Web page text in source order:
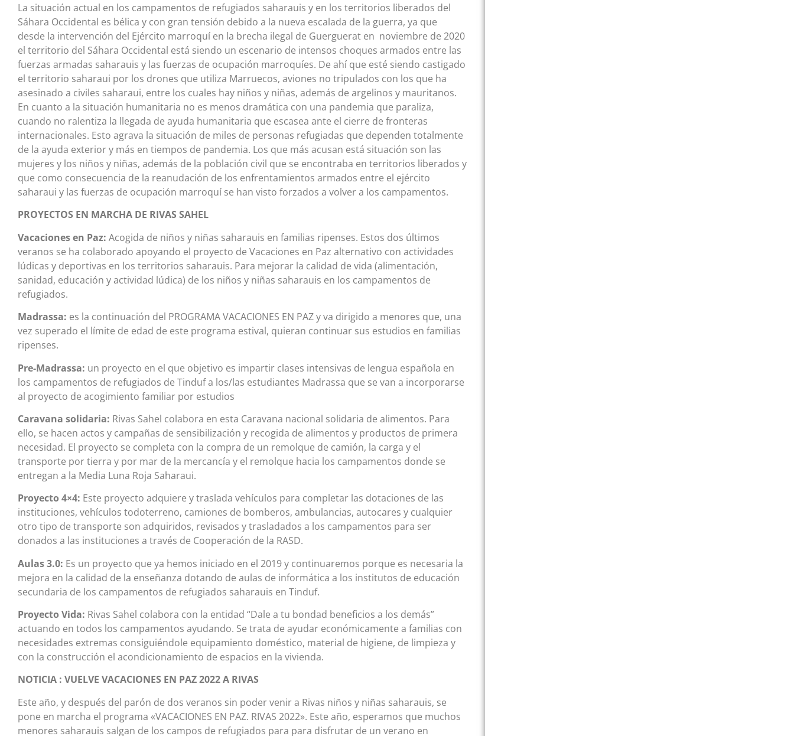
La situación actual en los campamentos de refugiados saharauis y en los territorios liberados del
Sáhara Occidental es bélica y con gran tensión debido a la nueva escalada de la guerra, ya que
desde la intervención del Ejército marroquí en la brecha ilegal de Guerguerat en noviembre de 2020
el territorio del Sáhara Occidental está siendo un escenario de intensos choques armados entre las
fuerzas armadas saharauis y las fuerzas de ocupación marroquíes. De ahí que esté siendo castigado
el territorio saharaui por los drones que utiliza Marruecos, aviones no tripulados con los que ha
asesinado a civiles saharaui, entre los cuales hay niños y niñas, además de argelinos y mauritanos.
En cuanto a la situación humanitaria no es menos dramática con una pandemia que paraliza,
cuando no ralentiza la llegada de ayuda humanitaria que escasea ante el cierre de fronteras
internacionales. Esto agrava la situación de miles de personas refugiadas que dependen totalmente
de la ayuda exterior y más en tiempos de pandemia. Los que más acusan está situación son las
mujeres y los niños y niñas, además de la población civil que se encontraba en territorios liberados y
que como consecuencia de la reanudación de los enfrentamientos armados entre el ejército
saharaui y las fuerzas de ocupación marroquí se han visto forzados a volver a los campamentos.
PROYECTOS EN MARCHA DE RIVAS SAHEL
Vacaciones en Paz: Acogida de niños y niñas saharauis en familias ripenses. Estos dos últimos
veranos se ha colaborado apoyando el proyecto de Vacaciones en Paz alternativo con actividades
lúdicas y deportivas en los territorios saharauis. Para mejorar la calidad de vida (alimentación,
sanidad, educación y actividad lúdica) de los niños y niñas saharauis en los campamentos de
refugiados.
Madrassa: es la continuación del PROGRAMA VACACIONES EN PAZ y va dirigido a menores que, una
vez superado el límite de edad de este programa estival, quieran continuar sus estudios en familias
ripenses.
Pre-Madrassa: un proyecto en el que objetivo es impartir clases intensivas de lengua española en
los campamentos de refugiados de Tinduf a los/las estudiantes Madrassa que se van a incorporarse
al proyecto de acogimiento familiar por estudios
Caravana solidaria: Rivas Sahel colabora en esta Caravana nacional solidaria de alimentos. Para
ello, se hacen actos y campañas de sensibilización y recogida de alimentos y productos de primera
necesidad. El proyecto se completa con la compra de un remolque de camión, la carga y el
transporte por tierra y por mar de la mercancía y el remolque hacia los campamentos donde se
entregan a la Media Luna Roja Saharaui.
Proyecto 4×4: Este proyecto adquiere y traslada vehículos para completar las dotaciones de las
instituciones, vehículos todoterreno, camiones de bomberos, ambulancias, autocares y cualquier
otro tipo de transporte son adquiridos, revisados y trasladados a los campamentos para ser
donados a las instituciones a través de Cooperación de la RASD.
Aulas 3.0: Es un proyecto que ya hemos iniciado en el 2019 y continuaremos porque es necesaria la
mejora en la calidad de la enseñanza dotando de aulas de informática a los institutos de educación
secundaria de los campamentos de refugiados saharauis en Tinduf.
Proyecto Vida: Rivas Sahel colabora con la entidad “Dale a tu bondad beneficios a los demás”
actuando en todos los campamentos ayudando. Se trata de ayudar económicamente a familias con
necesidades extremas consiguiéndole equipamiento doméstico, material de higiene, de limpieza y
con la construcción el acondicionamiento de espacios en la vivienda.
NOTICIA : VUELVE VACACIONES EN PAZ 2022 A RIVAS
Este año, y después del parón de dos veranos sin poder venir a Rivas niños y niñas saharauis, se
pone en marcha el programa «VACACIONES EN PAZ. RIVAS 2022». Este año, esperamos que muchos
menores saharauis salgan de los campos de refugiados para para disfrutar de un verano en